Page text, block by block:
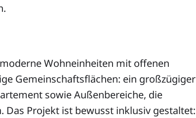
Wohneinheiten mit offenen
Gemeinschaftsflächen: ein großzügiger
sowie Außenbereiche, die
Das Projekt ist bewusst inklusiv gestaltet: